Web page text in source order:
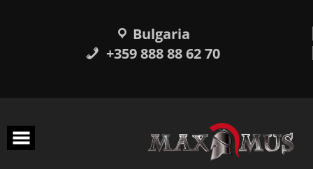
Bulgaria
+359 888 88 62 70